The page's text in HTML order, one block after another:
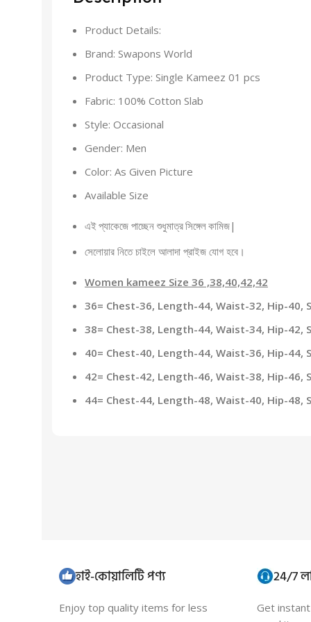
Product Details:
Brand: Swapons World
Product Type: Single Kameez 01 pcs
Fabric: 100% Cotton Slab
Style: Occasional
Gender: Men
Color: As Given Picture
Available Size
এই প্যাকেজে পাচ্ছেন শুধুমাত্র সিঙ্গেল কামিজ |
সেলোয়ার নিতে চাইলে আলাদা প্রাইজ যোগ হবে।
Women kameez Size 36 ,38,40,42,42
36= Chest-36, Length-44, Waist-32, Hip-40,
38= Chest-38, Length-44, Waist-34, Hip-42,
40= Chest-40, Length-44, Waist-36, Hip-44,
42= Chest-42, Length-46, Waist-38, Hip-46,
44= Chest-44, Length-48, Waist-40, Hip-48,
হাই-কোয়ালিটি পণ্য
Enjoy top quality items for less
24/7
Get